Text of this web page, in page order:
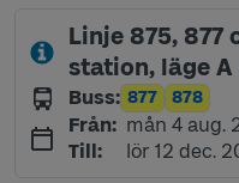
Linje 875, 877
station, läge
Buss: Linje
877 Linje
878
Från: måndag 4
mån 4 aug.
Till: lördag 12
lör 12 dec.